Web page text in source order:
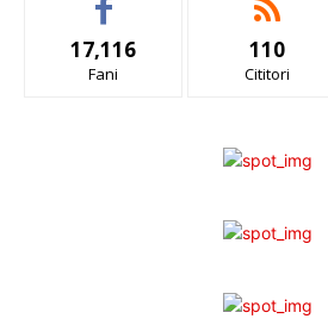
17,116
Fani
110
Cititori